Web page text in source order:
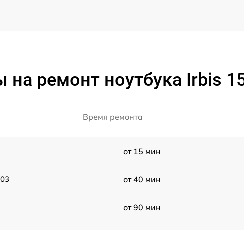
на ремонт ноутбука Irbis
Время ремонта
от 15 мин
от 40 мин
от 90 мин